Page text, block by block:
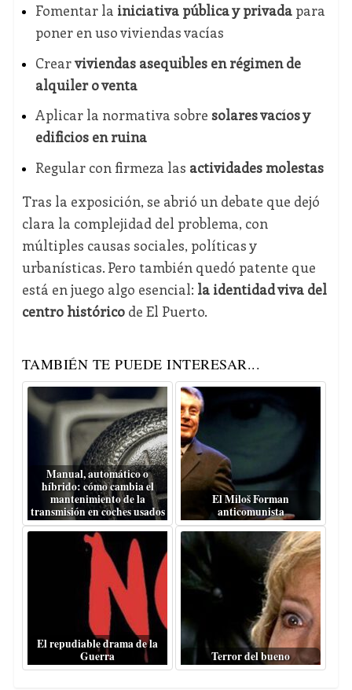
Fomentar la iniciativa pública y privada para
poner en uso viviendas vacías
Crearviviendas asequibles en régimen de
alquiler o venta
Aplicar la normativa sobresolares vacíos y
edificios en ruina
Regular con firmeza las actividades molestas
Tras la exposición, se abrió un debate que dejó
clara la complejidad del problema, con
múltiples causas sociales, políticas y
urbanísticas. Pero también quedó patente que
está en juego algo esencial: la identidad viva del
centro históricode El Puerto.
TAMBIÉN TE PUEDE INTERESAR...
Manual, automático o
híbrido: cómo cambia el
mantenimiento de la
transmisión en coches usados
El Miloš Forman
anticomunista
El repudiable drama de la
Guerra
Terror del bueno